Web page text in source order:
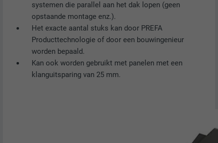
systemen die parallel aan het dak lopen (geen
opstaande montage enz.).
Het exacte aantal stuks kan door PREFA
Producttechnologie of door een bouwingenieur
worden bepaald.
Kan ook worden gebruikt met panelen met een
klanguitsparing van 25 mm.